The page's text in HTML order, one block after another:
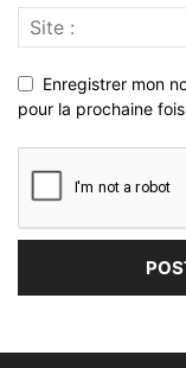
Enregistrer mon
pour la prochaine